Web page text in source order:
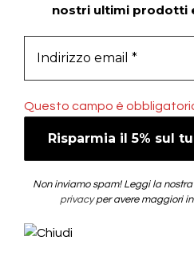
nostri ultimi prodotti
Questo campo è
Non inviamo spam! Leggi la nostra
privacyper avere maggiori